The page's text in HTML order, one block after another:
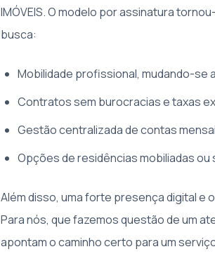
IMÓVEIS. O modelo por assinatura
busca:
Mobilidade profissional, mudando-se
Contratos sem burocracias e taxas
Gestão centralizada de contas
Opções de residências mobiliadas ou
Além disso, uma forte presença digital e
Para nós, que fazemos questão de um
apontam o caminho certo para um